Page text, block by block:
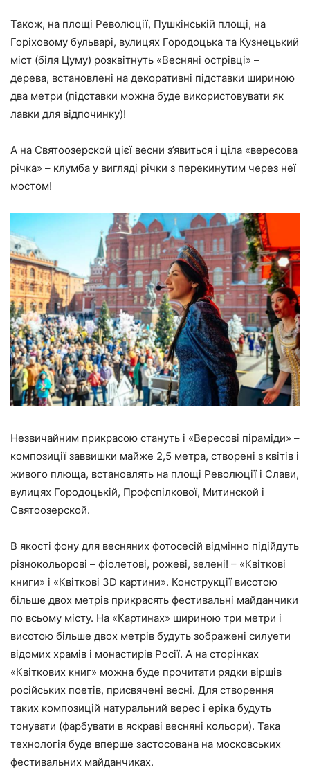
Також, на площі Революції, Пушкінській площі, на
Горіховому бульварі, вулицях Городоцька та Кузнецький
міст (біля Цуму) розквітнуть «Весняні острівці» –
дерева, встановлені на декоративні підставки шириною
два метри (підставки можна буде використовувати як
лавки для відпочинку)!
А на Святоозерской цієї весни з’явиться і ціла «вересова
річка» – клумба у вигляді річки з перекинутим через неї
мостом!
Незвичайним прикрасою стануть і «Вересові піраміди» –
композиції заввишки майже 2,5 метра, створені з квітів і
живого плюща, встановлять на площі Революції і Слави,
вулицях Городоцькій, Профспілкової, Митинской і
Святоозерской.
В якості фону для весняних фотосесій відмінно підійдуть
різнокольорові – фіолетові, рожеві, зелені! – «Квіткові
книги» і «Квіткові 3D картини». Конструкції висотою
більше двох метрів прикрасять фестивальні майданчики
по всьому місту. На «Картинах» шириною три метри і
висотою більше двох метрів будуть зображені силуети
відомих храмів і монастирів Росії. А на сторінках
«Квіткових книг» можна буде прочитати рядки віршів
російських поетів, присвячені весні. Для створення
таких композицій натуральний верес і еріка будуть
тонувати (фарбувати в яскраві весняні кольори). Така
технологія буде вперше застосована на московських
фестивальних майданчиках.